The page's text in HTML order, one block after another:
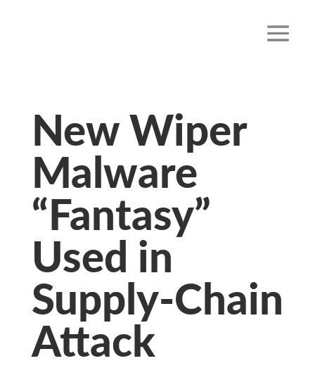
New Wiper
Malware
“Fantasy”
Used in
Supply-Chain
Attack